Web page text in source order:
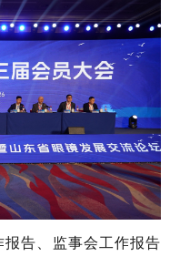
告、监事会工作报告